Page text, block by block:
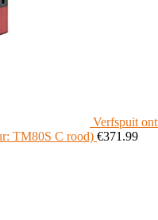
Verfspuit
TM80S C rood) €371.99